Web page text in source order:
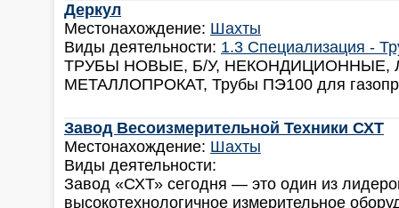
Деркул
Местонахождение: Шахты
Виды деятельности: 1.3 Специализация -
ТРУБЫ НОВЫЕ, Б/У, НЕКОНДИЦИОННЫЕ,
МЕТАЛЛОПРОКАТ, Трубы ПЭ100 для
Завод Весоизмерительной Техники СХТ
Местонахождение: Шахты
Виды деятельности:
Завод «СХТ» сегодня — это один из
высокотехнологичное измерительное